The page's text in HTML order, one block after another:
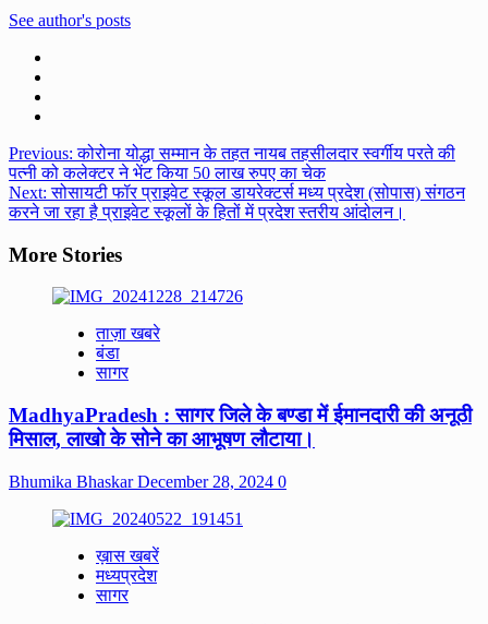
See author's posts
Post
navigation
Previous:कोरोना योद्धा सम्मान के तहत नायब तहसीलदार स्वर्गीय परते की
पत्नी को कलेक्टर ने भेंट किया 50 लाख रुपए का चेक
Next:सोसायटी फॉर प्राइवेट स्कूल डायरेक्टर्स मध्य प्रदेश (सोपास) संगठन
करने जा रहा है प्राइवेट स्कूलों के हितों में प्रदेश स्तरीय आंदोलन।
More Stories
ताज़ा खबरे
बंडा
सागर
MadhyaPradesh : सागर जिले के बण्डा में ईमानदारी की अनूठी
मिसाल, लाखो के सोने का आभूषण लौटाया।
Bhumika BhaskarDecember 28, 2024 0
ख़ास खबरें
मध्यप्रदेश
सागर